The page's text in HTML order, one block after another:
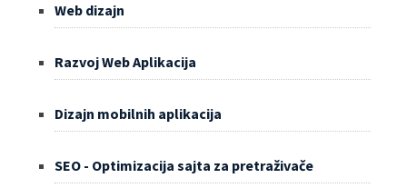
Web dizajn
Razvoj Web Aplikacija
Dizajn mobilnih aplikacija
SEO - Optimizacija sajta za pretraživače